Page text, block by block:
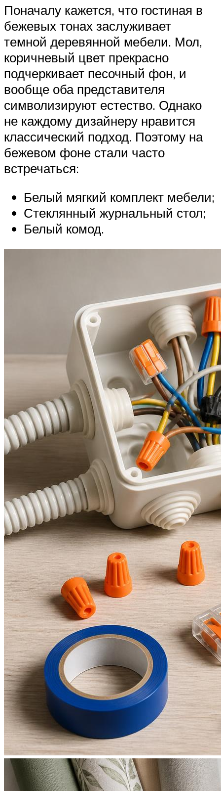
Поначалу кажется, что гостиная в
бежевых тонах заслуживает
темной деревянной мебели. Мол,
коричневый цвет прекрасно
подчеркивает песочный фон, и
вообще оба представителя
символизируют естество. Однако
не каждому дизайнеру нравится
классический подход. Поэтому на
бежевом фоне стали часто
встречаться:
Белый мягкий комплект мебели;
Стеклянный журнальный стол;
Белый комод.